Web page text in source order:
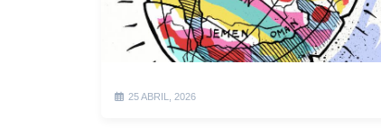
25 ABRIL, 2026